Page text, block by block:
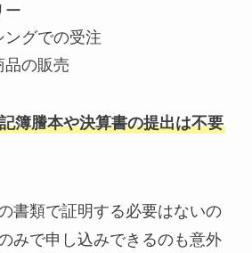
ー
ングでの受注
品の販売
簿謄本や決算書の提出は不要
書類で証明する必要はないの
みで申し込みできるのも意外